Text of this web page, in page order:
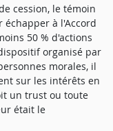
cession, le témoin
à l'Accord
50 % d'actions
organisé par
morales, il
sur les intérêts en
un trust ou toute
était le